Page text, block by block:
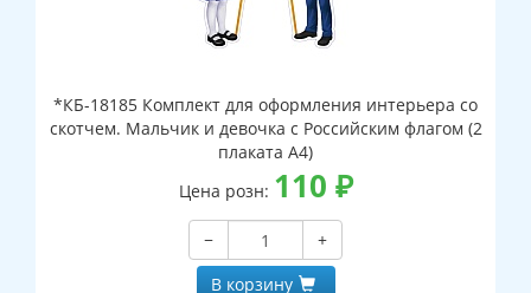
*КБ-18185 Комплект для оформления интерьера со
скотчем. Мальчик и девочка с Российским флагом (2
плаката А4)
Цена розн: 110 ₽
−
+
В корзину